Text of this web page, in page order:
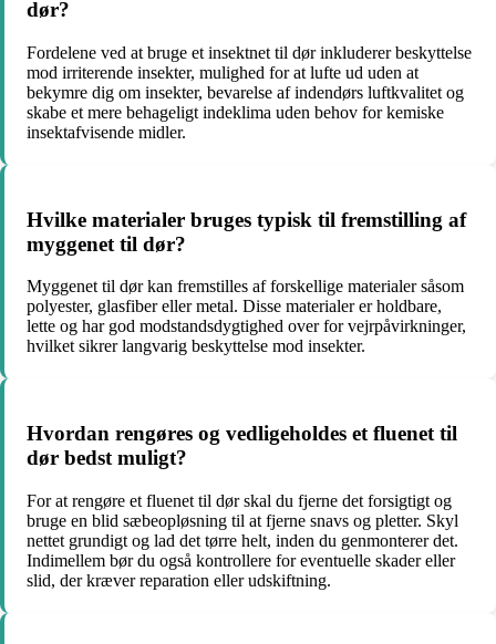
dør?
Fordelene ved at bruge et insektnet til dør inkluderer beskyttelse
mod irriterende insekter, mulighed for at lufte ud uden at
bekymre dig om insekter, bevarelse af indendørs luftkvalitet og
skabe et mere behageligt indeklima uden behov for kemiske
insektafvisende midler.
Hvilke materialer bruges typisk til fremstilling af
myggenet til dør?
Myggenet til dør kan fremstilles af forskellige materialer såsom
polyester, glasfiber eller metal. Disse materialer er holdbare,
lette og har god modstandsdygtighed over for vejrpåvirkninger,
hvilket sikrer langvarig beskyttelse mod insekter.
Hvordan rengøres og vedligeholdes et fluenet til
dør bedst muligt?
For at rengøre et fluenet til dør skal du fjerne det forsigtigt og
bruge en blid sæbeopløsning til at fjerne snavs og pletter. Skyl
nettet grundigt og lad det tørre helt, inden du genmonterer det.
Indimellem bør du også kontrollere for eventuelle skader eller
slid, der kræver reparation eller udskiftning.